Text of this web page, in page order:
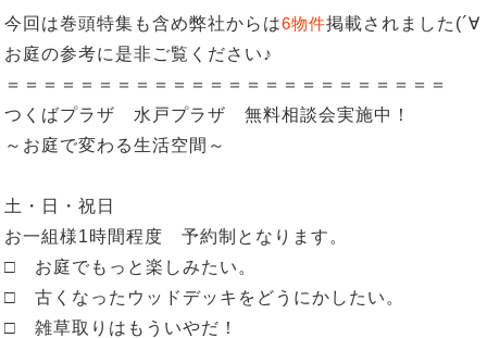
今回は巻頭特集も含め弊社からは6物件掲載されました(´∀
お庭の参考に是非ご覧ください♪
＝＝＝＝＝＝＝＝＝＝＝＝＝＝＝＝＝＝＝＝＝＝＝＝
つくばプラザ 水戸プラザ 無料相談会実施中！
～お庭で変わる生活空間～
土・日・祝日
お一組様1時間程度 予約制となります。
□ お庭でもっと楽しみたい。
□ 古くなったウッドデッキをどうにかしたい。
□ 雑草取りはもういやだ！